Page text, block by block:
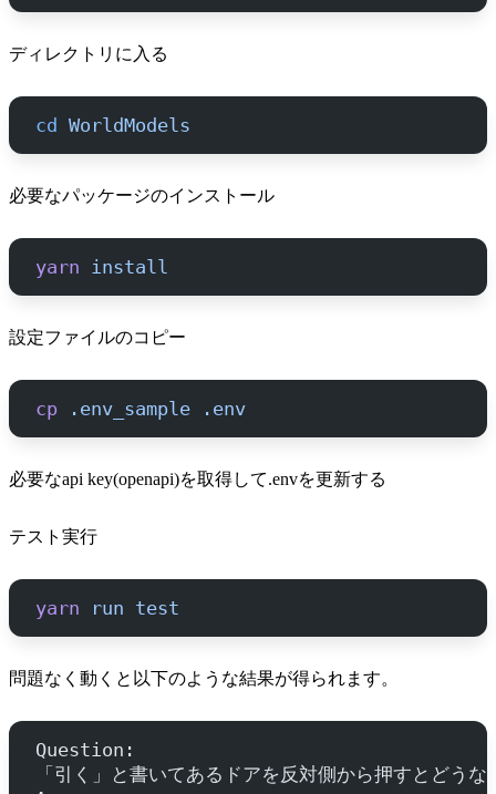
ディレクトリに入る
cd WorldModels
必要なパッケージのインストール
yarn install
設定ファイルのコピー
cp .env_sample .env
必要なapi key(openapi)を取得して.envを更新する
テスト実行
yarn run test
問題なく動くと以下のような結果が得られます。
Question:
「引く」と書いてあるドアを反対側から押すとどうな